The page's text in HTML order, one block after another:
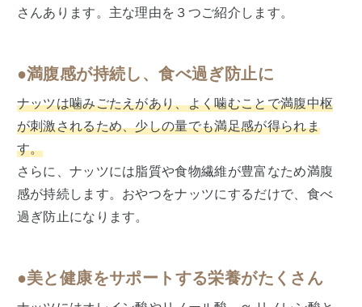
さんあります。主な理由を３つご紹介します。
●︎満腹感が持続し、食べ過ぎ防止に
ナッツは噛みごたえがあり、よく噛むことで満腹中枢
が刺激されるため、少しの量でも満足感が得られま
す。
さらに、ナッツには脂質や食物繊維が豊富なため満腹
感が持続します。おやつをナッツにするだけで、食べ
過ぎ防止になります。
●美と健康をサポートする栄養がたくさん